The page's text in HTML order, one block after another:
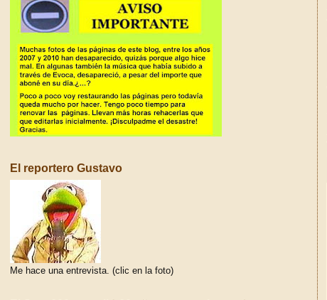
El reportero Gustavo
Me hace una entrevista. (clic en la foto)